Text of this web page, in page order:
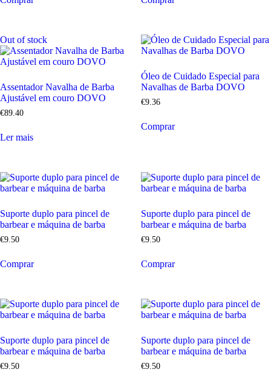
Out of stock
Assentador Navalha de Barba
Ajustável em couro DOVO
€89.40
Ler mais
Óleo de Cuidado Especial para
Navalhas de Barba DOVO
€9.36
Comprar
Suporte duplo para pincel de
barbear e máquina de barba
€9 50
Comprar
Suporte duplo para pincel de
barbear e máquina de barba
€9. 50
Comprar
Suporte duplo para pincel de
barbear e máquina de barba
€9 50
Suporte duplo para pincel de
barbear e máquina de barba
€9. 50